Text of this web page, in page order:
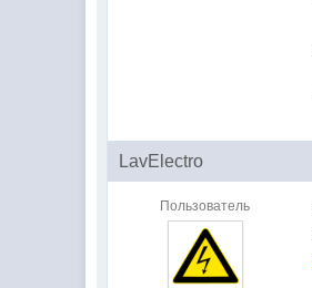
LavElectro
Пользователь